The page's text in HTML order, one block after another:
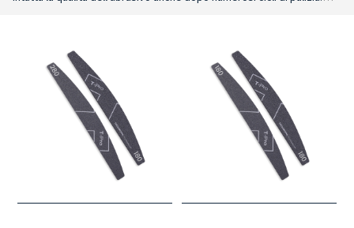
performance.